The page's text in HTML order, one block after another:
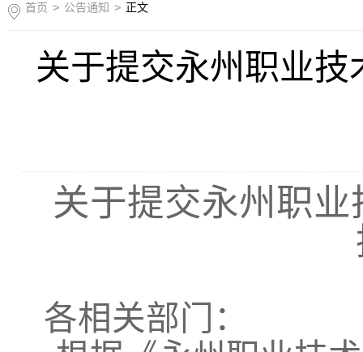
首页 > 公告通知 > 正文
关于提交永州职业技
关于提交永州职业
各相关部门：